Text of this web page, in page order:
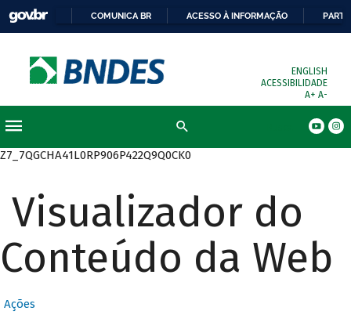
COMUNICA BR ACESSO À INFORMAÇÃO
ENGLISH
ACESSIBILIDADE
A+ A-
Z7_7QGCHA41L0RP906P422Q9Q0CK0
Visualizador do
Conteúdo da Web
Ações